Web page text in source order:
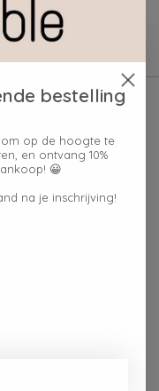
gesloten
bestelling
op de hoogte te
en ontvang 10%
😀
na je inschrijving!